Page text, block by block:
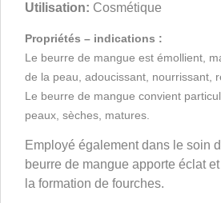
Utilisation: Cosmétique
Propriétés – indications :
Le beurre de mangue est émollient,
de la peau, adoucissant, nourrissant,
Le beurre de mangue convient
peaux, sèches, matures.
Employé également dans le soin
beurre de mangue apporte éclat
la formation de fourches.